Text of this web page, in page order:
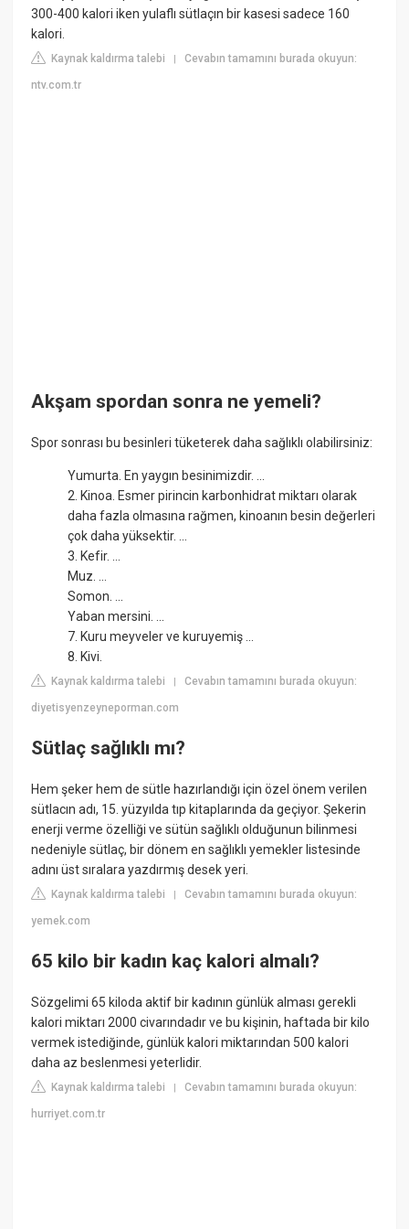
300-400 kalori iken yulaflı sütlaçın bir kasesi sadece 160
kalori.
Kaynak kaldırma talebi |Cevabın tamamını burada okuyun:
ntv.com.tr
Akşam spordan sonra ne yemeli?
Spor sonrası bu besinleri tüketerek daha sağlıklı olabilirsiniz:
Yumurta. En yaygın besinimizdir. ...
2. Kinoa. Esmer pirincin karbonhidrat miktarı olarak
daha fazla olmasına rağmen, kinoanın besin değerleri
çok daha yüksektir. ...
3. Kefir. ...
Muz. ...
Somon. ...
Yaban mersini. ...
7. Kuru meyveler ve kuruyemiş ...
8. Kivi.
Kaynak kaldırma talebi |Cevabın tamamını burada okuyun:
diyetisyenzeyneporman.com
Sütlaç sağlıklı mı?
Hem şeker hem de sütle hazırlandığı için özel önem verilen
sütlacın adı, 15. yüzyılda tıp kitaplarında da geçiyor. Şekerin
enerji verme özelliği ve sütün sağlıklı olduğunun bilinmesi
nedeniyle sütlaç, bir dönem en sağlıklı yemekler listesinde
adını üst sıralara yazdırmış desek yeri.
Kaynak kaldırma talebi |Cevabın tamamını burada okuyun:
yemek.com
65 kilo bir kadın kaç kalori almalı?
Sözgelimi 65 kiloda aktif bir kadının günlük alması gerekli
kalori miktarı 2000 civarındadır ve bu kişinin, haftada bir kilo
vermek istediğinde, günlük kalori miktarından 500 kalori
daha az beslenmesi yeterlidir.
Kaynak kaldırma talebi |Cevabın tamamını burada okuyun:
hurriyet.com.tr